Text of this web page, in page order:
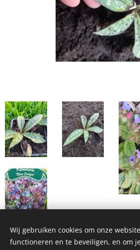
Wij gebruiken cookies om onze
functioneren en te beveiligen, en om